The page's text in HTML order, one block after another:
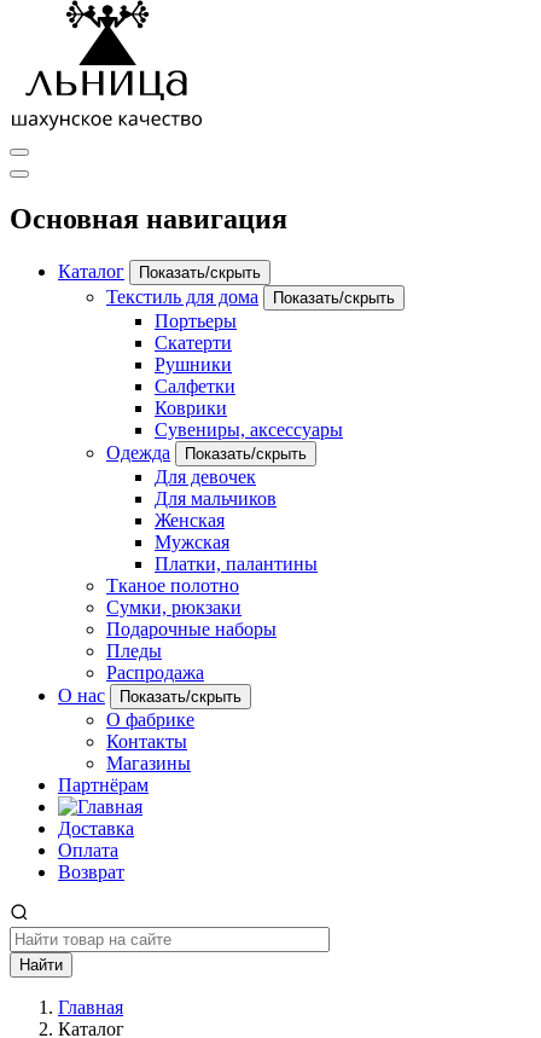
Основная навигация
Каталог Показать/скрыть
Текстиль для дома Показать/скрыть
Портьеры
Скатерти
Рушники
Салфетки
Коврики
Сувениры, аксессуары
Одежда
Показать/скрыть
Для девочек
Для мальчиков
Женская
Мужская
Платки, палантины
Тканое полотно
Сумки, рюкзаки
Подарочные наборы
Пледы
Распродажа
О нас
Показать/скрыть
О фабрике
Контакты
Магазины
Партнёрам
Доставка
Оплата
Возврат
Найти
Главная
Каталог